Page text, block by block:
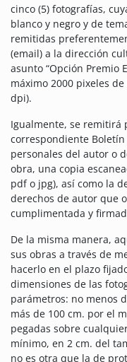
cinco (5) fotografías,
blanco y negro y de
remitidas
(email) a la dirección
asunto “Opción Premio
máximo 2000 pixeles
dpi).
Igualmente, se remitirá
correspondiente Boletín
personales del autor o
obra, una copia
pdf o jpg), así como la
derechos de autor que
cumplimentada y
De la misma manera,
sus obras a través de
hacerlo en el plazo
dimensiones de las
parámetros: no menos
más de 100 cm. por el
pegadas sobre
mínimo, en 2 cm. del
no es otra que la de